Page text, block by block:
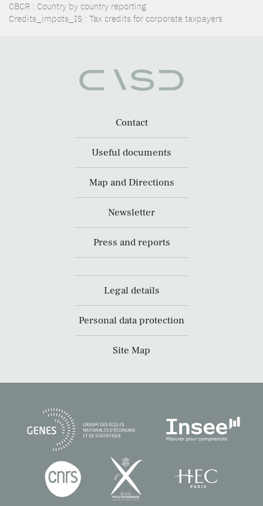
CBCR : Country by country reporting
Credits_impots_IS : Tax credits for corporate taxpayers
Contact
Useful documents
Map and Directions
Newsletter
Press and reports
Legal details
Personal data protection
Site Map